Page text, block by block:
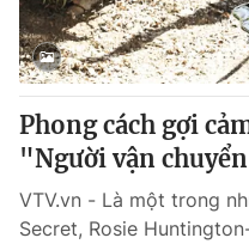
Phong cách gợi
"Người vận
VTV.vn - Là một trong
Secret, Rosie